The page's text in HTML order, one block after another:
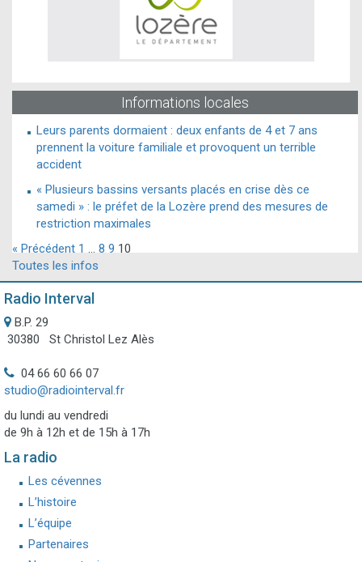
Informations locales
Leurs parents dormaient : deux enfants de 4 et 7 ans
prennent la voiture familiale et provoquent un terrible
accident
« Plusieurs bassins versants placés en crise dès ce
samedi » : le préfet de la Lozère prend des mesures de
restriction maximales
« Précédent 1 … 8 9 10
Toutes les infos
Radio Interval
B.P. 29
30380 St Christol Lez Alès
04 66 60 66 07
studio@radiointerval.fr
du lundi au vendredi
de 9h à 12h et de 15h à 17h
La radio
Les cévennes
L’histoire
L’équipe
Partenaires